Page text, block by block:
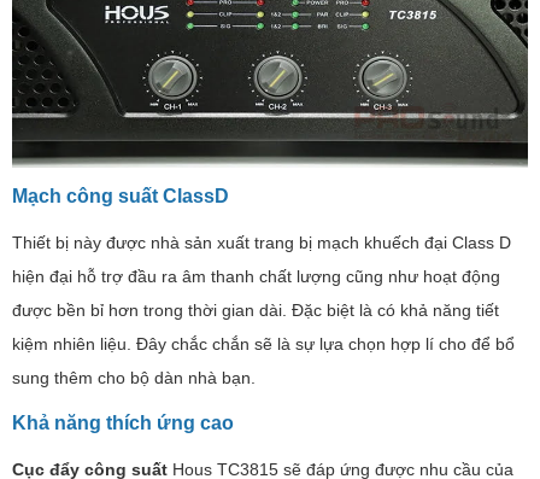
Mạch công suất ClassD
Thiết bị này được nhà sản xuất trang bị mạch khuếch đại Class D
hiện đại hỗ trợ đầu ra âm thanh chất lượng cũng như hoạt động
được bền bỉ hơn trong thời gian dài. Đặc biệt là có khả năng tiết
kiệm nhiên liệu. Đây chắc chắn sẽ là sự lựa chọn hợp lí cho để bổ
sung thêm cho bộ dàn nhà bạn.
Khả năng thích ứng cao
Cục đẩy công suất Hous TC3815 sẽ đáp ứng được nhu cầu của